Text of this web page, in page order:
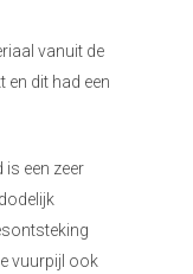
vanuit de
en dit had een
is een zeer
vuurpijl ook